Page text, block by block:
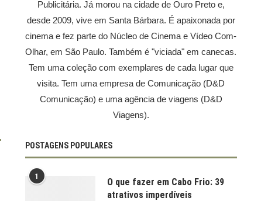
Publicitária. Já morou na cidade de Ouro Preto e,
desde 2009, vive em Santa Bárbara. É apaixonada por
cinema e fez parte do Núcleo de Cinema e Vídeo Com-
Olhar, em São Paulo. Também é "viciada" em canecas.
Tem uma coleção com exemplares de cada lugar que
visita. Tem uma empresa de Comunicação (D&D
Comunicação) e uma agência de viagens (D&D
Viagens).
POSTAGENS POPULARES
1
O que fazer em Cabo Frio: 39
atrativos imperdíveis